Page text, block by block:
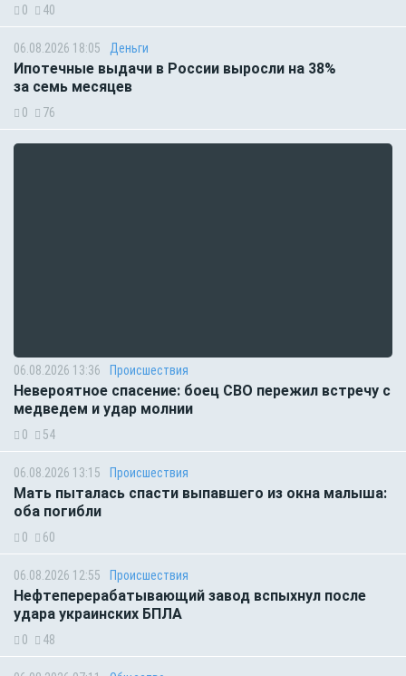
0 40
06.08.2026 18:05 Деньги
Ипотечные выдачи в России выросли на 38%
за семь месяцев
0 76
06.08.2026 13:36 Происшествия
Невероятное спасение: боец СВО пережил встречу с
медведем и удар молнии
0 54
06.08.2026 13:15 Происшествия
Мать пыталась спасти выпавшего из окна малыша:
оба погибли
0 60
06.08.2026 12:55 Происшествия
Нефтеперерабатывающий завод вспыхнул после
удара украинских БПЛА
0 48